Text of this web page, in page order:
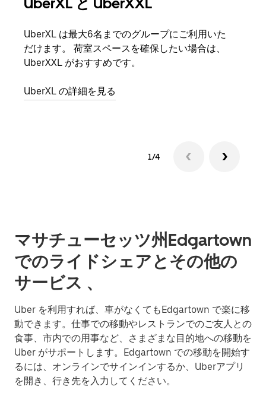
UberXL は最大6名までのグループにご利用いた
だけます。 荷室スペースを確保したい場合は、
UberXXL がおすすめです。
UberXL の詳細を見る
1/4
マサチューセッツ州Edgartown
でのライドシェアとその他の
サービス 、
Uber を利用すれば、車がなくてもEdgartown で楽に移
動できます。仕事での移動やレストランでのご友人との
食事、市内での用事など、さまざまな目的地への移動を
Uber がサポートします。Edgartown での移動を開始す
るには、オンラインでサインインするか、Uberアプリ
を開き、行き先を入力してください。